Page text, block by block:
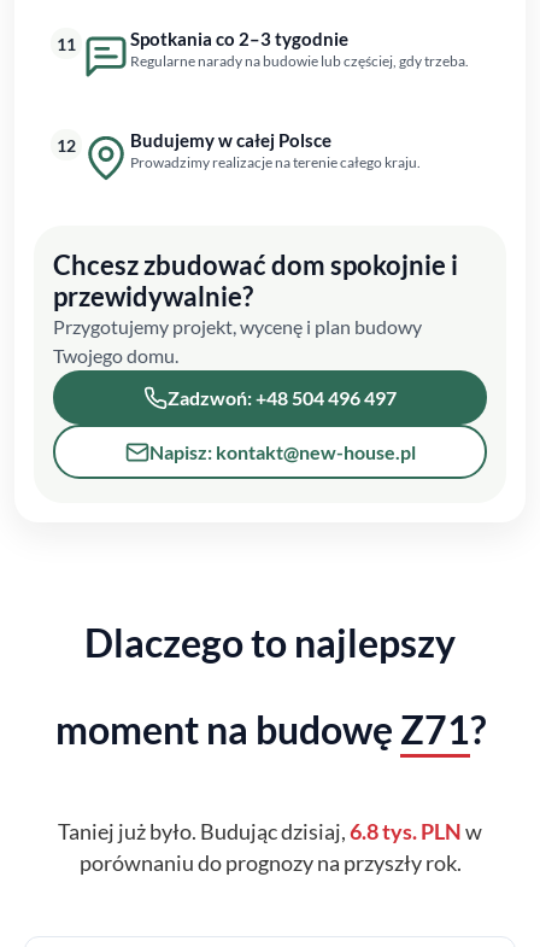
11 Spotkania co 2–3 tygodnie
Regularne narady na budowie lub częściej, gdy trzeba.
12 Budujemy w całej Polsce
Prowadzimy realizacje na terenie całego kraju.
Chcesz zbudować dom spokojnie i
przewidywalnie?
Przygotujemy projekt, wycenę i plan budowy
Twojego domu.
Zadzwoń: +48 504 496 497
Napisz: kontakt@new-house.pl
Dlaczego to najlepszy
moment na budowę Z71?
Taniej już było. Budując dzisiaj,6.8 tys. PLNw
porównaniu do prognozy na przyszły rok.